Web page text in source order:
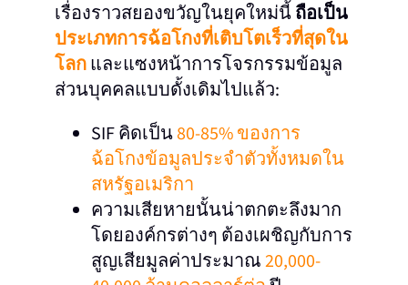
เรื่องราวสยองขวัญในยุคใหม่นี้ถือเป็น
ประเภทการฉ้อโกงที่เติบโตเร็วที่สุดใน
โลกและแซงหน้าการโจรกรรมข้อมูล
ส่วนบุคคลแบบดั้งเดิมไปแล้ว:
SIF คิดเป็น80-85% ของการ
ฉ้อโกงข้อมูลประจำตัวทั้งหมดใน
สหรัฐอเมริกา
ความเสียหายนั้นน่าตกตะลึงมาก
โดยองค์กรต่างๆ ต้องเผชิญกับการ
สูญเสียมูลค่าประมาณ20,000-